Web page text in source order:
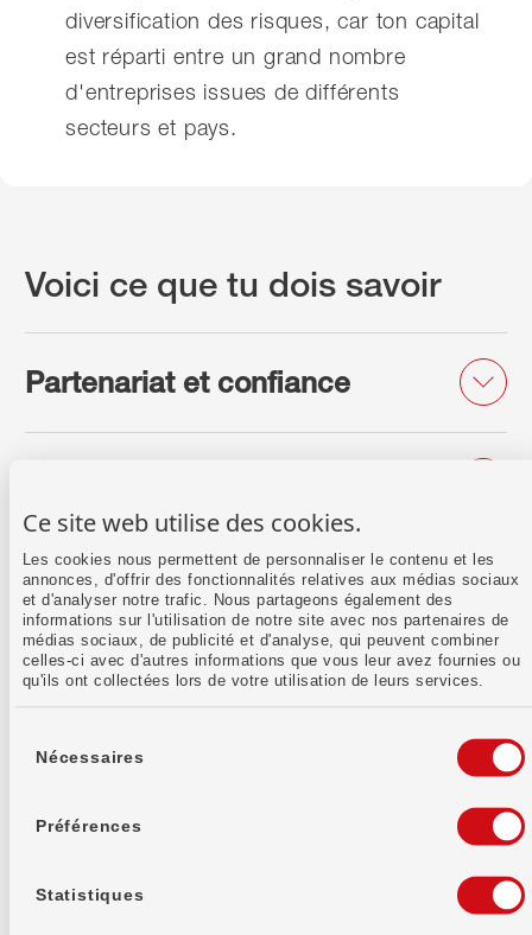
Ce site web utilise des cookies.
Les cookies nous permettent de personnaliser le contenu et les
annonces, d'offrir des fonctionnalités relatives aux médias sociaux
et d'analyser notre trafic. Nous partageons également des
informations sur l'utilisation de notre site avec nos partenaires de
médias sociaux, de publicité et d'analyse, qui peuvent combiner
celles-ci avec d'autres informations que vous leur avez fournies ou
qu'ils ont collectées lors de votre utilisation de leurs services.
Nécessaires
Préférences
Statistiques
diversification des risques, car ton capital
est réparti entre un grand nombre
d'entreprises issues de différents
secteurs et pays.
Voici ce que tu dois savoir
Partenariat et confiance
flexibilité stratégique
Relevé fiscal électronique
Avertissement concernant les